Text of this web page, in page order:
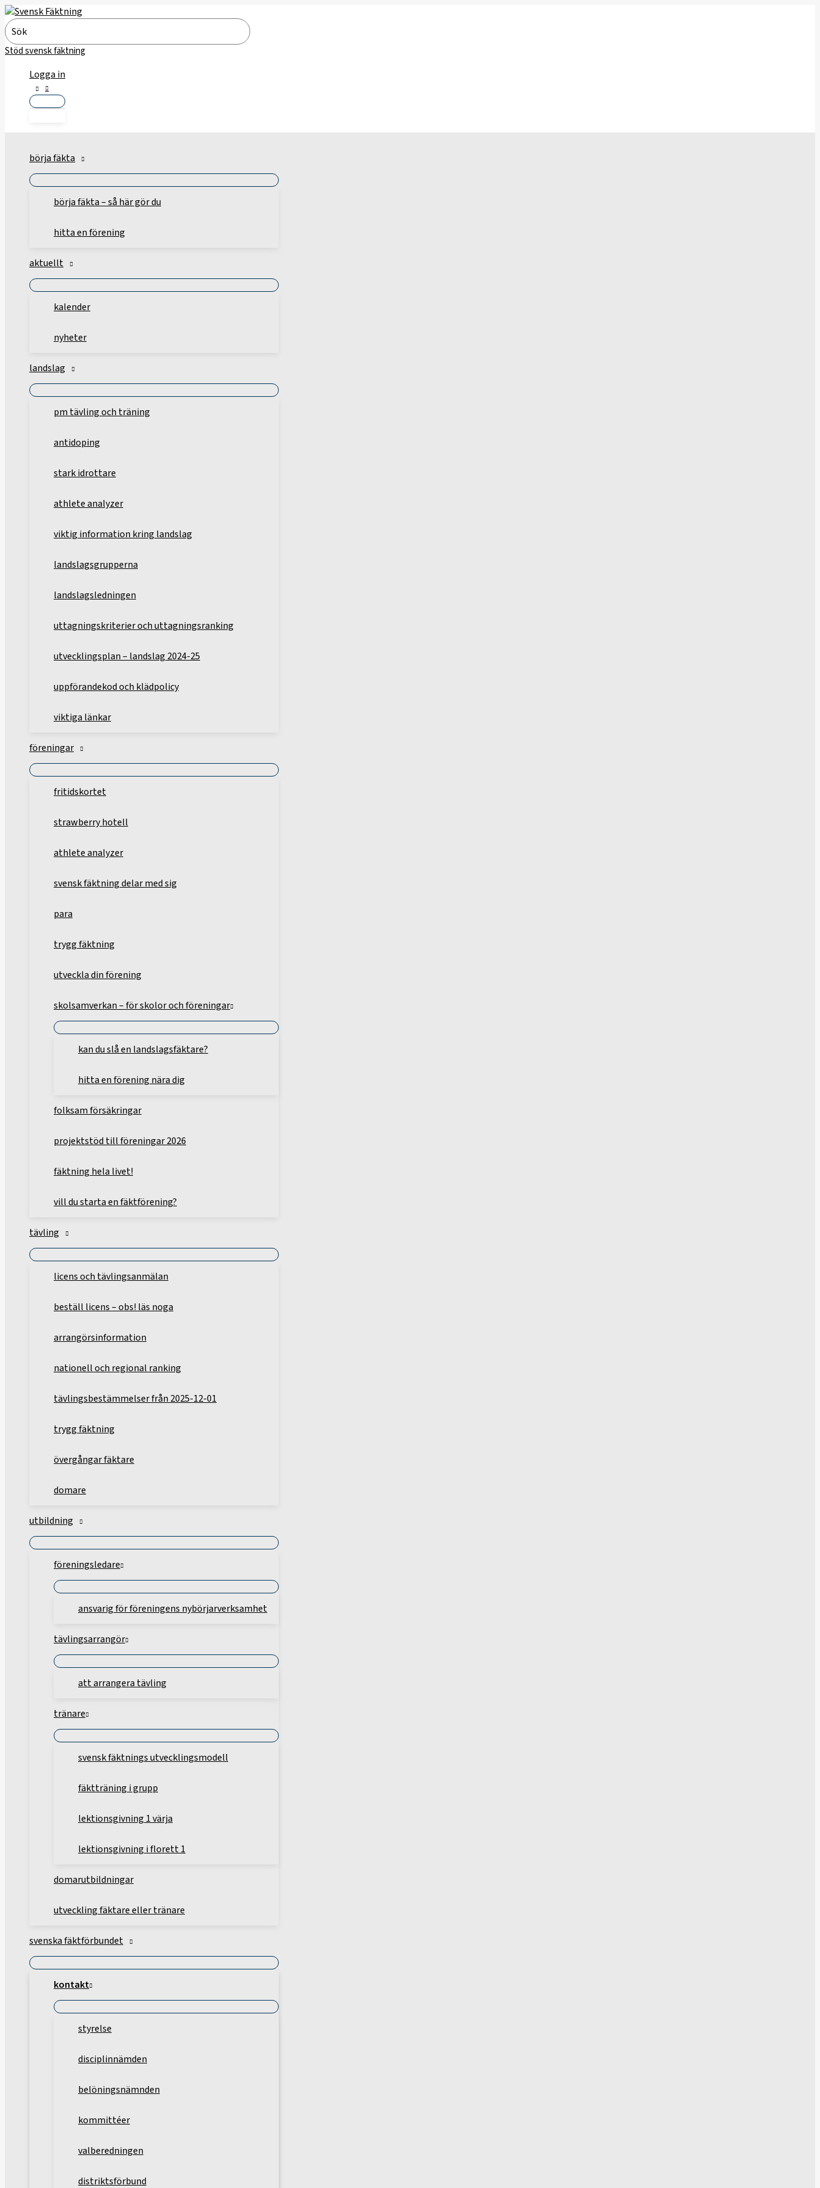
Hoppa
till
innehåll
Search
for:
Stöd svensk fäktning
Logga in
börja fäkta
börja fäkta – så här gör du
hitta en förening
aktuellt
kalender
nyheter
landslag
pm tävling och träning
antidoping
stark idrottare
athlete analyzer
viktig information kring landslag
landslagsgrupperna
landslagsledningen
uttagningskriterier och uttagningsranking
utvecklingsplan – landslag 2024-25
uppförandekod och klädpolicy
viktiga länkar
föreningar
fritidskortet
strawberry hotell
athlete analyzer
svensk fäktning delar med sig
para
trygg fäktning
utveckla din förening
skolsamverkan – för skolor och föreningar
kan du slå en landslagsfäktare?
hitta en förening nära dig
folksam försäkringar
projektstöd till föreningar 2026
fäktning hela livet!
vill du starta en fäktförening?
tävling
licens och tävlingsanmälan
beställ licens – obs! läs noga
arrangörsinformation
nationell och regional ranking
tävlingsbestämmelser från 2025-12-01
trygg fäktning
övergångar fäktare
domare
utbildning
föreningsledare
ansvarig för föreningens nybörjarverksamhet
tävlingsarrangör
att arrangera tävling
tränare
svensk fäktnings utvecklingsmodell
fäktträning i grupp
lektionsgivning 1 värja
lektionsgivning i florett 1
domarutbildningar
utveckling fäktare eller tränare
svenska fäktförbundet
kontakt
styrelse
disciplinnämden
belöningsnämnden
kommittéer
valberedningen
distriktsförbund